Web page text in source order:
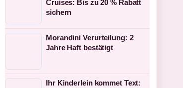
Cruises: Bis zu 20 % Rabatt
sichern
Morandini Verurteilung: 2
Jahre Haft bestätigt
Ihr Kinderlein kommet Text: